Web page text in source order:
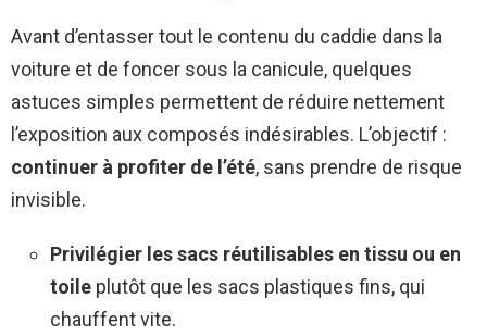
Avant d’entasser tout le contenu du caddie dans la
voiture et de foncer sous la canicule, quelques
astuces simples permettent de réduire nettement
l’exposition aux composés indésirables. L’objectif :
continuer à profiter de l’été, sans prendre de risque
invisible.
Privilégier les sacs réutilisables en tissu ou en
toile plutôt que les sacs plastiques fins, qui
chauffent vite.